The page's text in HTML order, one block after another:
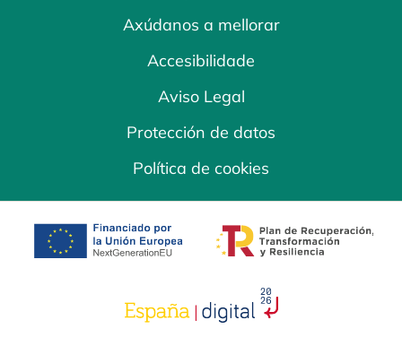
Axúdanos a mellorar
Accesibilidade
Aviso Legal
Protección de datos
Política de cookies
opens in a new tab opens in a new
opens in a new tab